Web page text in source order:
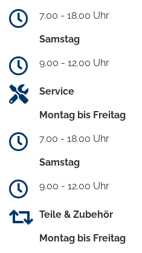
7.00 - 18.00 Uhr
Samstag
9.00 - 12.00 Uhr
Service
Montag bis Freitag
7.00 - 18.00 Uhr
Samstag
9.00 - 12.00 Uhr
Teile & Zubehör
Montag bis Freitag